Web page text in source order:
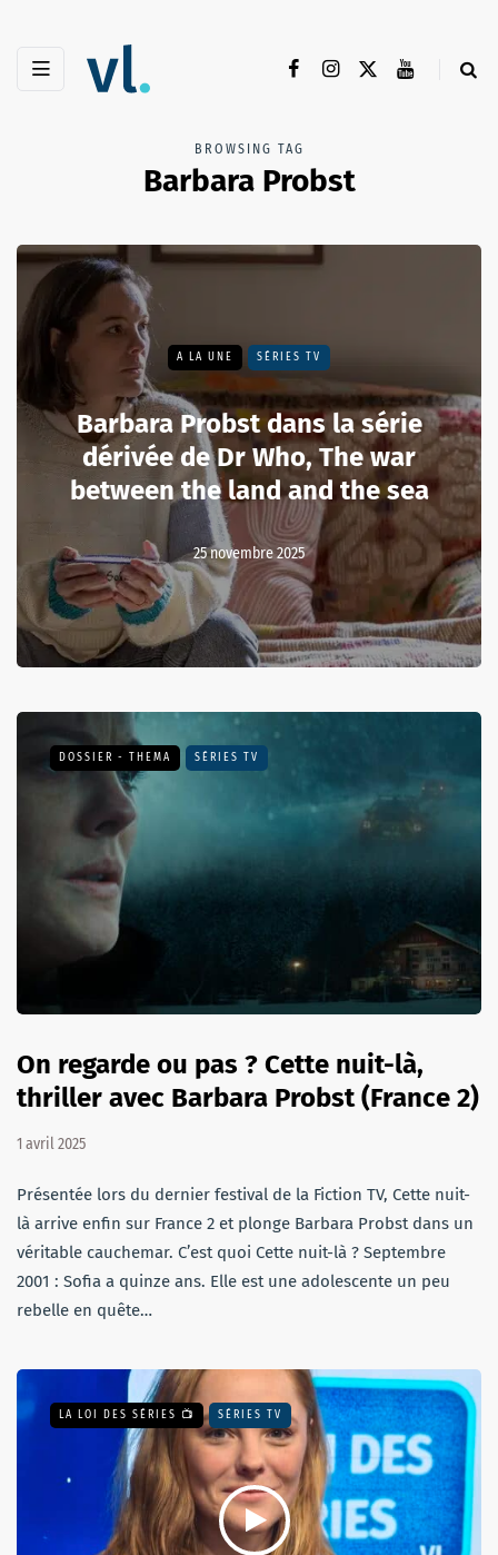
BROWSING TAG
Barbara Probst
A LA UNE SÉRIES TV
Barbara Probst dans la série
dérivée de Dr Who, The war
between the land and the sea
25 novembre 2025
DOSSIER - THEMA SÉRIES TV
On regarde ou pas ? Cette nuit-là,
thriller avec Barbara Probst (France 2)
1 avril 2025
Présentée lors du dernier festival de la Fiction TV, Cette nuit-
là arrive enfin sur France 2 et plonge Barbara Probst dans un
véritable cauchemar. C’est quoi Cette nuit-là ? Septembre
2001 : Sofia a quinze ans. Elle est une adolescente un peu
rebelle en quête…
LA LOI DES SÉRIES 📺 SÉRIES TV